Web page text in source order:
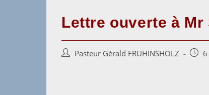
Lettre ouverte à Mr
Auteur/autrice
Pasteur Gérald FRUHINSHOLZ
Post